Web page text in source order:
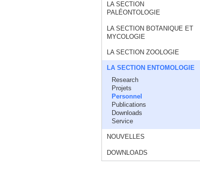
LA SECTION
PALÉONTOLOGIE
LA SECTION BOTANIQUE ET
MYCOLOGIE
LA SECTION ZOOLOGIE
LA SECTION ENTOMOLOGIE
Research
Projets
Personnel
Publications
Downloads
Service
NOUVELLES
DOWNLOADS